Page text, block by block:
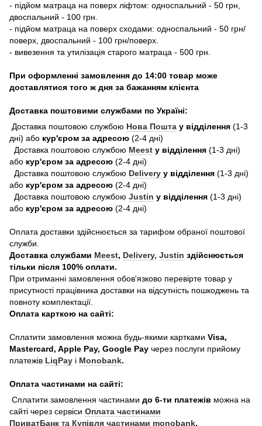
- підйом матраца на поверх ліфтом: односпальний - 50 грн,
двоспальний - 100 грн.
- підйом матраца на поверх сходами: односпальний - 50 грн/
поверх, двоспальний - 100 грн/поверх.
- вивезення та утилізація старого матраца - 500 грн.
При оформленні замовлення до 14:00 товар може
доставлятися того ж дня за бажанням клієнта
Доставка поштовими службами по Україні:
Доставка поштовою службою Нова Пошта у відділення (1-3
дні) або кур'єром за адресою (2-4 дні)
Доставка поштовою службою Meest у відділення (1-3 дні)
або кур'єром за адресою (2-4 дні)
Доставка поштовою службою Delivery у відділення (1-3 дні)
або кур'єром за адресою (2-4 дні)
Доставка поштовою службою Justin у відділення (1-3 дні)
або кур'єром за адресою (2-4 дні)
Оплата доставки здійснюється за тарифом обраної поштової
служби.
Доставка службами Meest, Delivery, Justin здійснюється
тільки після 100% оплати.
При отриманні замовлення обов'язково перевірте товар у
присутності працівника доставки на відсутність пошкоджень та
повноту комплектації.
Оплата карткою на сайті:
Сплатити замовлення можна будь-якими картками Visa,
Mastercard, Apple Pay, Google Pay через послуги прийому
платежів LiqPay і Monobank.
Оплата частинами на сайті:
Сплатити замовлення частинами до 6-ти платежів можна на
сайті через сервіси Оплата частинами
ПриватБанк та Купівля частинами monobank.